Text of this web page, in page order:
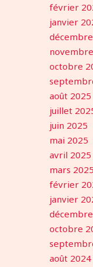
février
janvier
octobre
août 2025
juillet
juin 2025
mai 2025
avril 2025
mars 2025
février
janvier
octobre
août 2024